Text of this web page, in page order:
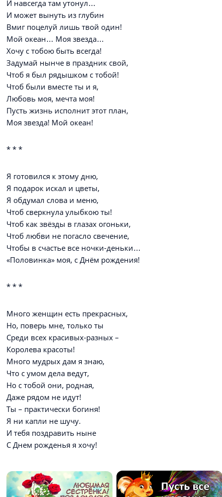
И навсегда там утонул…
И может вынуть из глубин
Вмиг поцелуй лишь твой один!
Мой океан… Моя звезда…
Хочу с тобою быть всегда!
Задумай нынче в праздник свой,
Чтоб я был рядышком с тобой!
Чтоб были вместе ты и я,
Любовь моя, мечта моя!
Пусть жизнь исполнит этот план,
Моя звезда! Мой океан!
* * *
Я готовился к этому дню,
Я подарок искал и цветы,
Я обдумал слова и меню,
Чтоб сверкнула улыбкою ты!
Чтоб как звёзды в глазах огоньки,
Чтоб любви не погасло свечение,
Чтобы в счастье все ночки-деньки…
«Половинка» моя, с Днём рождения!
* * *
Много женщин есть прекрасных,
Но, поверь мне, только ты
Среди всех красивых-разных –
Королева красоты!
Много мудрых дам я знаю,
Что с умом дела ведут,
Но с тобой они, родная,
Даже рядом не идут!
Ты – практически богиня!
Я ни капли не шучу.
И тебя поздравить ныне
С Днем рожденья я хочу!